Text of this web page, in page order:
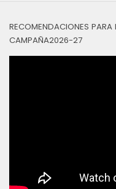
RECOMENDACIONES
CAMPAÑA2026-27